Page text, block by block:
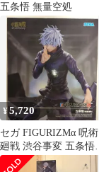
五条悟 無量空処
¥5,720
セガ FIGURIZMα 呪術
廻戦 渋谷事変 五条悟
無量空処